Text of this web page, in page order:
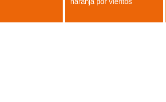
naranja por vientos